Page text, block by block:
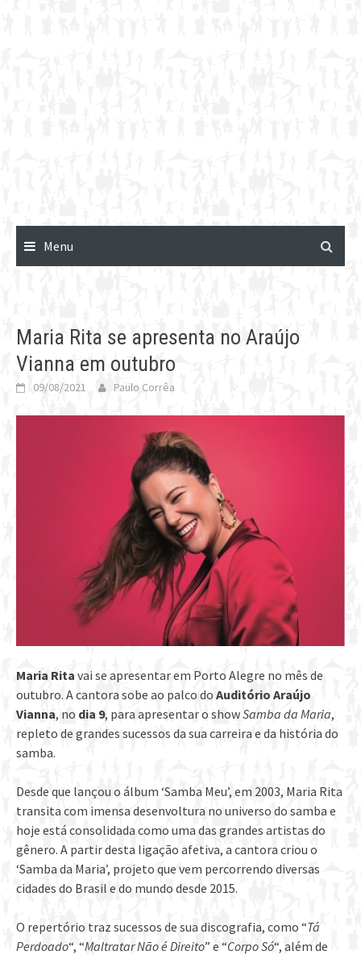
Menu
Maria Rita se apresenta no Araújo
Vianna em outubro
09/08/2021 Paulo Corrêa
Maria Rita vai se apresentar em Porto Alegre no mês de
outubro. A cantora sobe ao palco do Auditório Araújo
Vianna, no dia 9, para apresentar o showSamba da Maria,
repleto de grandes sucessos da sua carreira e da história do
samba.
Desde que lançou o álbum ‘Samba Meu’, em 2003, Maria Rita
transita com imensa desenvoltura no universo do samba e
hoje está consolidada como uma das grandes artistas do
gênero. A partir desta ligação afetiva, a cantora criou o
‘Samba da Maria’, projeto que vem percorrendo diversas
cidades do Brasil e do mundo desde 2015.
O repertório traz sucessos de sua discografia, como “Tá
Perdoado“, “Maltratar Não é Direito” e “Corpo Só“, além de